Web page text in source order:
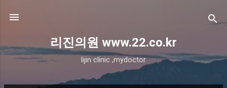
리진의원 www.22.co.kr
lijin clinic ,mydoctor